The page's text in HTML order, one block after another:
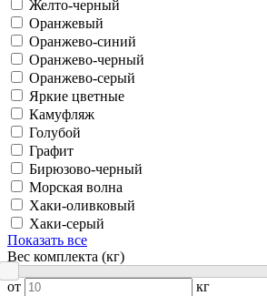
Желто-черный
Оранжевый
Оранжево-синий
Оранжево-черный
Оранжево-серый
Яркие цветные
Камуфляж
Голубой
Графит
Бирюзово-черный
Морская волна
Хаки-оливковый
Хаки-серый
Показать все
Вес комплекта (кг)
от
кг